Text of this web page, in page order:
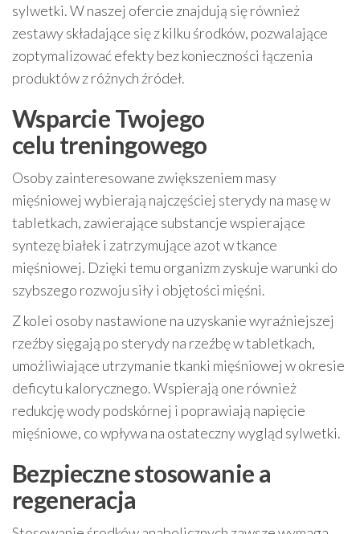
sylwetki. W naszej ofercie znajdują się również
zestawy składające się z kilku środków, pozwalające
zoptymalizować efekty bez konieczności łączenia
produktów z różnych źródeł.
Wsparcie Twojego
celu treningowego
Osoby zainteresowane zwiększeniem masy
mięśniowej wybierają najczęściej sterydy na masę w
tabletkach, zawierające substancje wspierające
syntezę białek i zatrzymujące azot w tkance
mięśniowej. Dzięki temu organizm zyskuje warunki do
szybszego rozwoju siły i objętości mięśni.
Z kolei osoby nastawione na uzyskanie wyraźniejszej
rzeźby sięgają po sterydy na rzeźbę w tabletkach,
umożliwiające utrzymanie tkanki mięśniowej w okresie
deficytu kalorycznego. Wspierają one również
redukcję wody podskórnej i poprawiają napięcie
mięśniowe, co wpływa na ostateczny wygląd sylwetki.
Bezpieczne stosowanie a
regeneracja